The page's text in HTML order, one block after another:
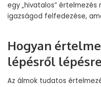
egy „hivatalos”
igazságod felfedezése,
Hogyan
lépésről
Az álmok tudatos